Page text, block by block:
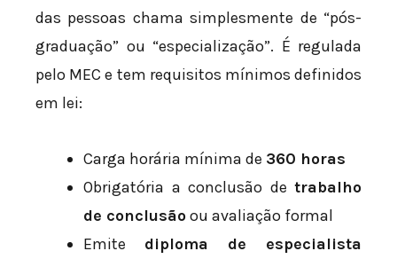
das pessoas chama simplesmente de “pós-
graduação” ou “especialização”. É regulada
pelo MEC e tem requisitos mínimos definidos
em lei:
Carga horária mínima de 360 horas
Obrigatória a conclusão de trabalho
de conclusãoou avaliação formal
Emite diploma de especialista